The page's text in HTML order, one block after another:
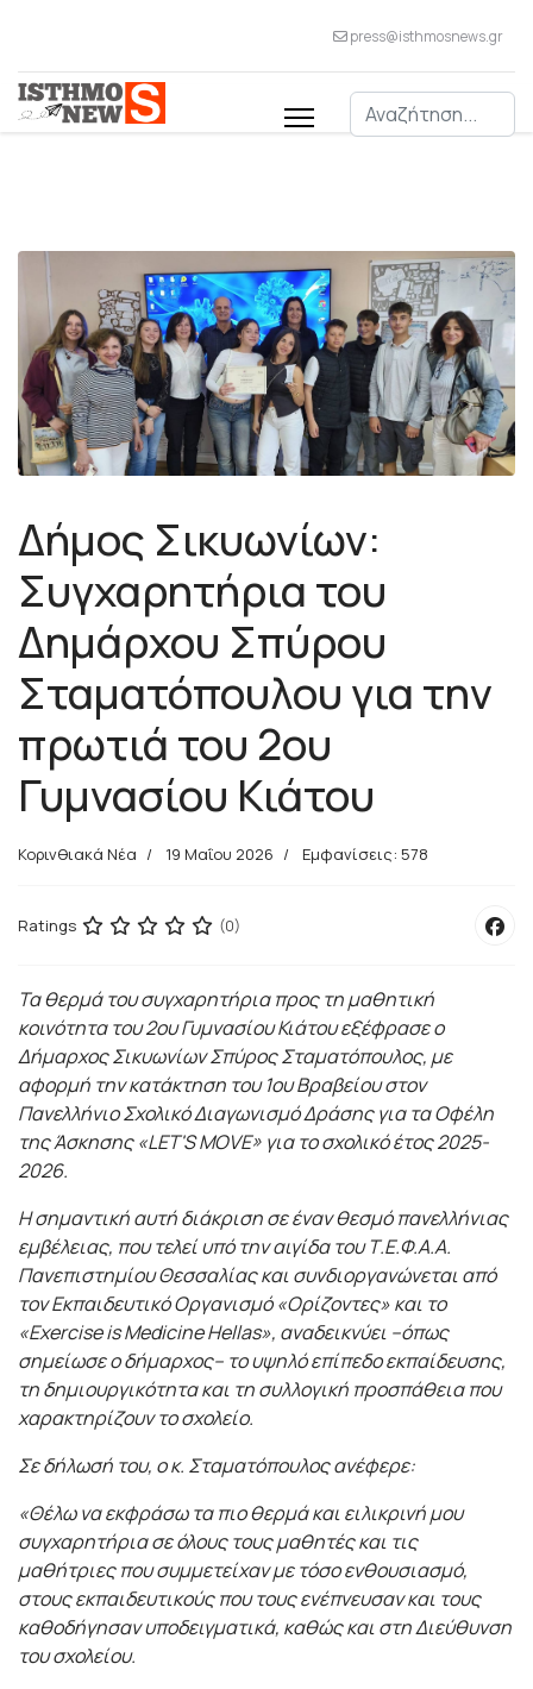
press@isthmosnews.gr
Αναζήτηση
Δήμος Σικυωνίων:
Συγχαρητήρια του
Δημάρχου Σπύρου
Σταματόπουλου για την
πρωτιά του 2ου
Γυμνασίου Κιάτου
Κορινθιακά Νέα 19 Μαΐου 2026 Εμφανίσεις: 578
Ratings (0)
Τα θερμά του συγχαρητήρια προς τη μαθητική
κοινότητα του 2ου Γυμνασίου Κιάτου εξέφρασε ο
Δήμαρχος Σικυωνίων Σπύρος Σταματόπουλος, με
αφορμή την κατάκτηση του 1ου Βραβείου στον
Πανελλήνιο Σχολικό Διαγωνισμό Δράσης για τα Οφέλη
της Άσκησης «LET'S MOVE» για το σχολικό έτος 2025-
2026.
Η σημαντική αυτή διάκριση σε έναν θεσμό πανελλήνιας
εμβέλειας, που τελεί υπό την αιγίδα του Τ.Ε.Φ.Α.Α.
Πανεπιστημίου Θεσσαλίας και συνδιοργανώνεται από
τον Εκπαιδευτικό Οργανισμό «Ορίζοντες» και το
«Exercise is Medicine Hellas», αναδεικνύει –όπως
σημείωσε ο δήμαρχος– το υψηλό επίπεδο εκπαίδευσης,
τη δημιουργικότητα και τη συλλογική προσπάθεια που
χαρακτηρίζουν το σχολείο.
Σε δήλωσή του, ο κ. Σταματόπουλος ανέφερε:
«Θέλω να εκφράσω τα πιο θερμά και ειλικρινή μου
συγχαρητήρια σε όλους τους μαθητές και τις
μαθήτριες που συμμετείχαν με τόσο ενθουσιασμό,
στους εκπαιδευτικούς που τους ενέπνευσαν και τους
καθοδήγησαν υποδειγματικά, καθώς και στη Διεύθυνση
του σχολείου.